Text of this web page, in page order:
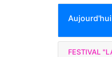
Aujourd'hui
FESTIVAL